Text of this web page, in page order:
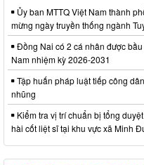
Ủy ban MTTQ Việt Nam thành
mừng ngày truyền thống ngành
Đồng Nai có 2 cá nhân được
Nam nhiệm kỳ 2026-2031
Tập huấn pháp luật tiếp công
nhũng
Kiểm tra vị trí chuẩn bị tổng
hài cốt liệt sĩ tại khu vực xã Minh